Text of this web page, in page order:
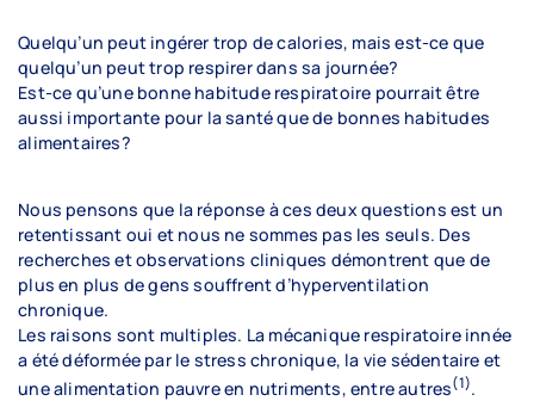
Trouver un professionnel
L’association
Historique
Mission et vision
Conseil d’administration
Professionnalisation
Quelqu’un peut ingérer trop de calories, mais est-ce que
quelqu’un peut trop respirer dans sa journée?
Est-ce qu’une bonne habitude respiratoire pourrait être
aussi importante pour la santé que de bonnes habitudes
alimentaires?
Nous pensons que la réponse à ces deux questions est un
retentissant oui et nous ne sommes pas les seuls. Des
recherches et observations cliniques démontrent que de
plus en plus de gens souffrent d’hyperventilation
chronique.
Les raisons sont multiples. La mécanique respiratoire innée
a été déformée par le stress chronique, la vie sédentaire et
une alimentation pauvre en nutriments, entre autres(1).